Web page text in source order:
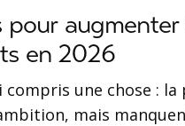
pour
en 2026
compris une chose :
mais